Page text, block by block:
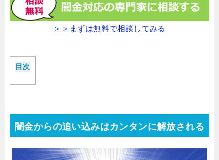
＞＞まずは無料で相談してみる
目次
闇金からの追い込みはカンタンに解放される